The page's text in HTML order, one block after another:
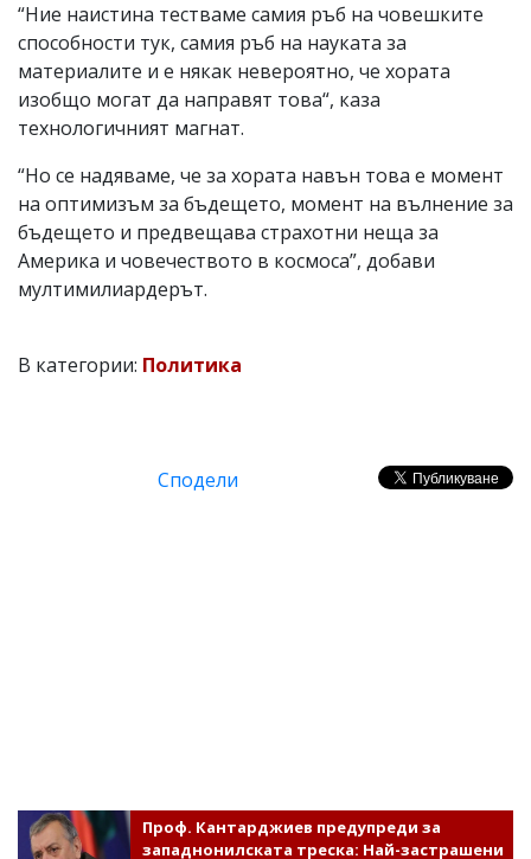
“Ние наистина тестваме самия ръб на човешките
способности тук, самия ръб на науката за
материалите и е някак невероятно, че хората
изобщо могат да направят това“, каза
технологичният магнат.
“Но се надяваме, че за хората навън това е момент
на оптимизъм за бъдещето, момент на вълнение за
бъдещето и предвещава страхотни неща за
Америка и човечеството в космоса”, добави
мултимилиардерът.
В категории: Политика
Сподели
Проф. Кантарджиев предупреди за
западнонилската треска: Най-застрашени